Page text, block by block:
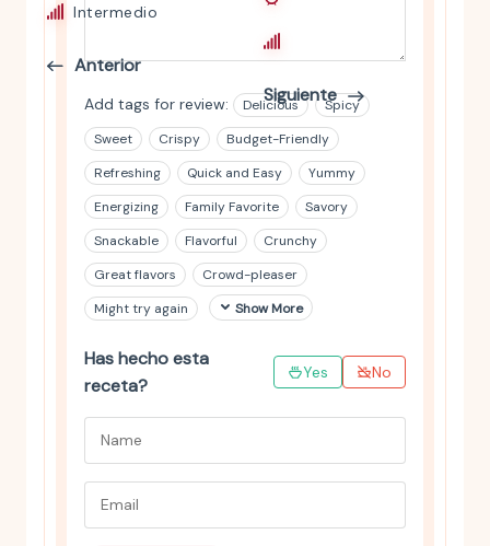
Intermedio
Anterior
Siguiente
Add tags for review: Delicious
Spicy
Sweet
Crispy
Budget-Friendly
Refreshing
Quick and Easy
Yummy
Energizing
Family Favorite
Savory
Snackable
Flavorful
Crunchy
Great flavors
Crowd-pleaser
Might try again
Show More
Has hecho esta
receta?
Yes No